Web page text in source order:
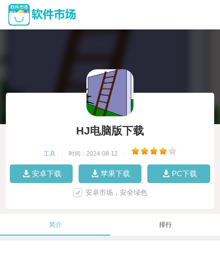
HJ电脑版下载
工具 时间：2024-08-12
安卓下载 苹果下载 PC下载
安卓市场，安全绿色
简介 排行